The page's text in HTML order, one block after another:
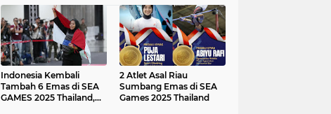
Indonesia Kembali
Tambah 6 Emas di SEA
GAMES 2025 Thailand,
2 Atlet Asal Riau
Sumbang Emas di SEA
Games 2025 Thailand